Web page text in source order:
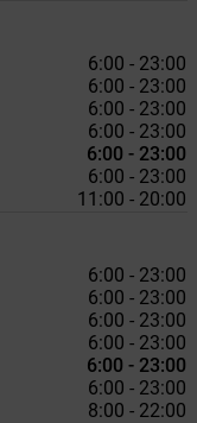
6:00 - 23:00
6:00 - 23:00
6:00 - 23:00
6:00 - 23:00
6:00 - 23:00
6:00 - 23:00
11:00 - 20:00
6:00 - 23:00
6:00 - 23:00
6:00 - 23:00
6:00 - 23:00
6:00 - 23:00
6:00 - 23:00
8:00 - 22:00